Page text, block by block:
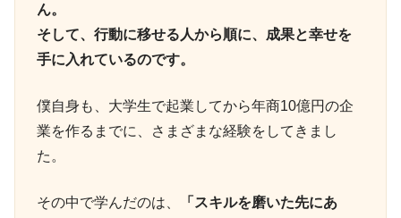
ん。
そして、行動に移せる人から順に、成果と幸せを
手に入れているのです。
僕自身も、大学生で起業してから年商10億円の企
業を作るまでに、さまざまな経験をしてきまし
た。
その中で学んだのは、
「スキルを磨いた先にあ